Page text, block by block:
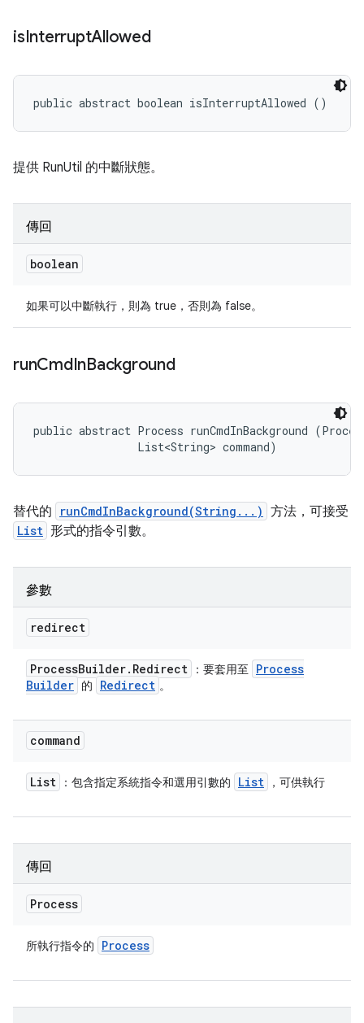
isInterruptAllowed
public abstract boolean isInterruptAllowed ()
提供 RunUtil 的中斷狀態。
傳回
boolean
如果可以中斷執行，則為 true，否則為 false。
runCmdInBackground
public abstract Process runCmdInBackground
                List<String> command)
替代的 runCmdInBackground(String...) 方法，可接受
List 形式的指令引數。
參數
redirect
ProcessBuilder. Redirect ：要套用至
Process
Builder 的 Redirect 。
command
List ：包含指定系統指令和選用引數的 List ，可供執行
傳回
Process
所執行指令的 Process